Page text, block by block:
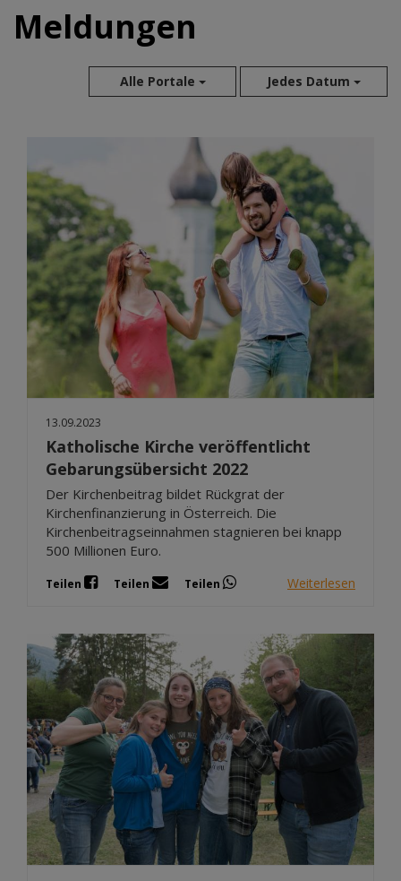
Meldungen
Alle Portale Jedes Datum
Aug 2026
Jul 2026
Jun 2026
Mai 2026
Apr 2026
Mär 2026
Feb 2026
Jan 2026
Dez 2025
Nov 2025
Okt 2025
Sep 2025
13.09.2023
Katholische Kirche veröffentlicht
Gebarungsübersicht 2022
Der Kirchenbeitrag bildet Rückgrat der
Kirchenfinanzierung in Österreich. Die
Kirchenbeitragseinnahmen stagnieren bei knapp
500 Millionen Euro.
Teilen Teilen Teilen Weiterlesen